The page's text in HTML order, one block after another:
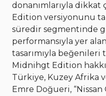
donanımlarıyla
Edition versiyonunu
süredir segmentinde
performansıyla yer
tasarımıyla beğenileri
Midnihgt Edition
Türkiye, Kuzey Afrika
Emre Doğueri,